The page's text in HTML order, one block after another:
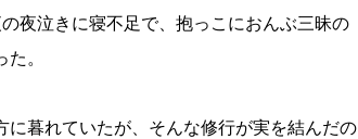
夜泣きに寝不足で、抱っこにおんぶ三昧の
。
に暮れていたが、そんな修行が実を結んだの